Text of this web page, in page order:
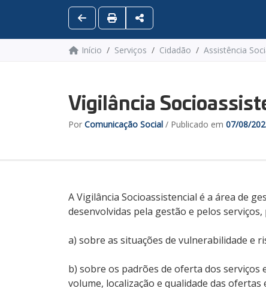
Início Serviços Cidadão Assistência
Vigilância
Por Comunicação Social / Publicado em 07/08/
A Vigilância Socioassistencial é a área de
desenvolvidas pela gestão e pelos
a) sobre as situações de vulnerabilidade e
b) sobre os padrões de oferta dos
volume, localização e qualidade das